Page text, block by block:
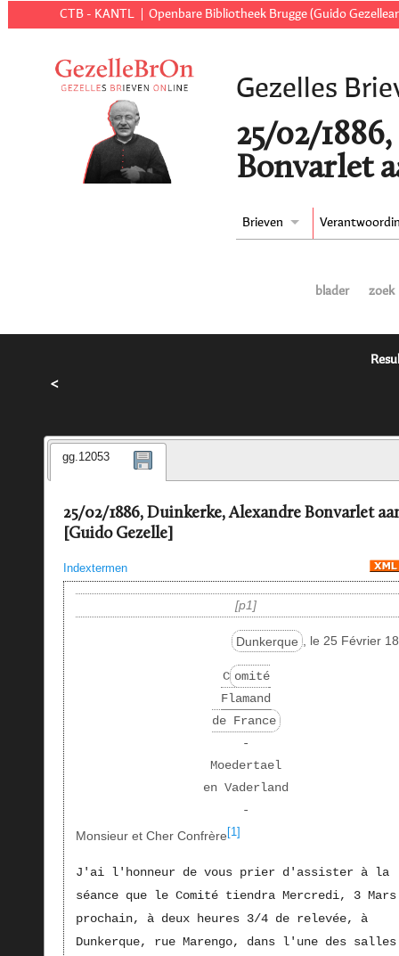
CTB - KANTL Openbare Bibliotheek Brugge (Guido
Gezelles
25/02/
Bonvarlet
Brieven
blader zoek
<
gg.12053
25/02/1886, Duinkerke, Alexandre Bonvarlet
[Guido Gezelle]
Indextermen
p1
Dunkerque , le 25 Février
C omité
Flamand
de France
-
Moedertael
en Vaderland
-
Monsieur et Cher Confrère [1]
J'ai l'honneur de vous prier d'assister à la
séance que le Comité tiendra Mercredi, 3 Mars
prochain, à deux heures 3/4 de relevée, à
Dunkerque, rue Marengo, dans l'une des salles